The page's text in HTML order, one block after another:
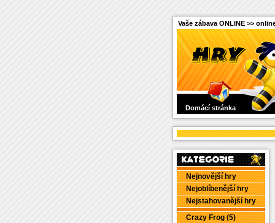
Vaše zábava ONLINE >>
Domácí stránka
Nejnovější hry
Nejoblíbenější hry
Nejstahovanější hry
Crazy Frog (5)